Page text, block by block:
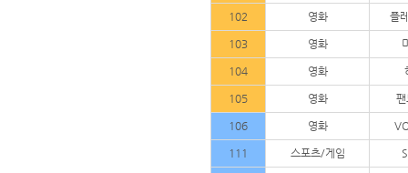
102 영화 플
103 영화
104 영화
105 영화
106 영화
111 스포츠/게임